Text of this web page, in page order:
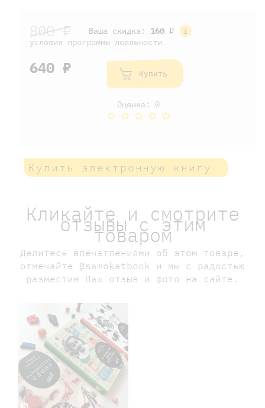
800 ₽ Ваша скидка: 160 ₽
условия программы лояльности
640 ₽ Купить
Оценка: 0
Купить электронную книгу
Кликайте и смотрите
отзывы с этим
товаром
Делитесь впечатлениями об этом товаре,
отмечайте @samokatbook и мы с радостью
разместим Ваш отзыв и фото на сайте.